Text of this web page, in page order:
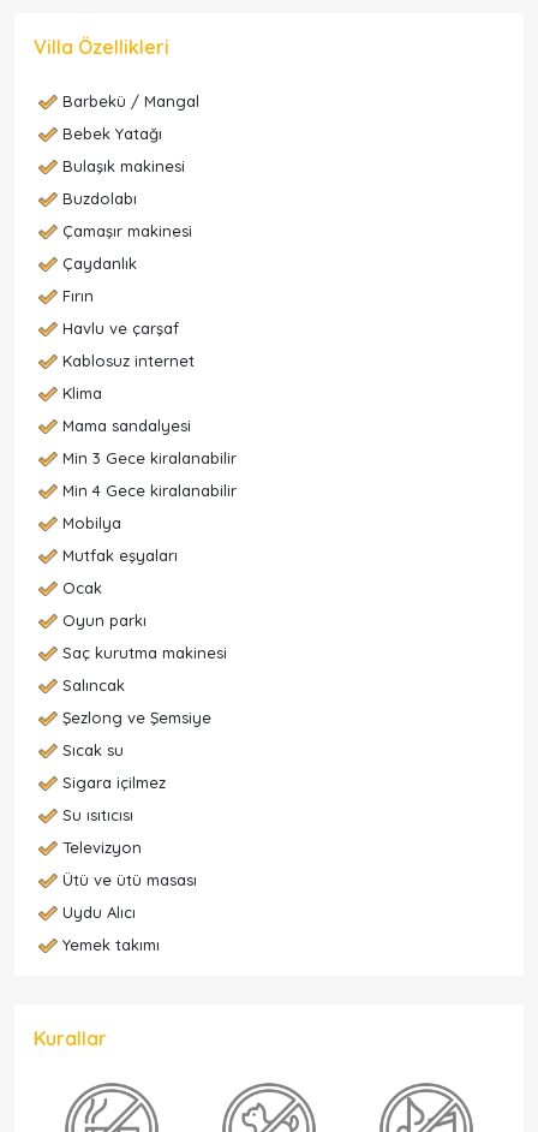
Villa Özellikleri
Barbekü / Mangal
Bebek Yatağı
Bulaşık makinesi
Buzdolabı
Çamaşır makinesi
Çaydanlık
Fırın
Havlu ve çarşaf
Kablosuz internet
Klima
Mama sandalyesi
Min 3 Gece kiralanabilir
Min 4 Gece kiralanabilir
Mobilya
Mutfak eşyaları
Ocak
Oyun parkı
Saç kurutma makinesi
Salıncak
Şezlong ve Şemsiye
Sıcak su
Sigara içilmez
Su ısıtıcısı
Televizyon
Ütü ve ütü masası
Uydu Alıcı
Yemek takımı
Kurallar